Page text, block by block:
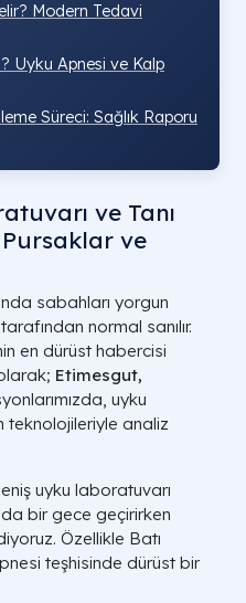
Modern Tedavi
Uyku Apnesi ve Kalp
Süreci: Sağlık Raporu
ve Tanı
ve
sabahları yorgun
normal sanılır.
en dürüst habercisi
Etimesgut,
uyku
teknolojileriyle analiz
uyku laboratuvarı
bir gece geçirirken
Özellikle Batı
teşhisinde dürüst bir